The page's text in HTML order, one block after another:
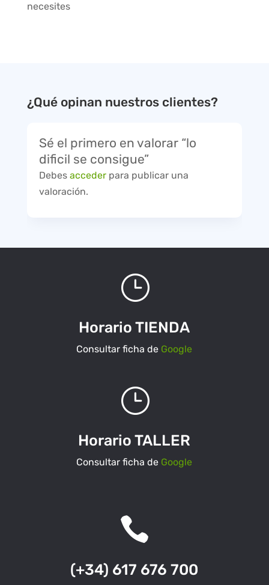
necesites
¿Qué opinan nuestros clientes?
Sé el primero en valorar “lo
dificil se consigue”
Debes accederpara publicar una
valoración.
}
Horario TIENDA
Consultar ficha de Google
}
Horario TALLER
Consultar ficha de Google

(+34) 617 676 700